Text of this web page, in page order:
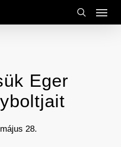
search
Menu
Eger
28.